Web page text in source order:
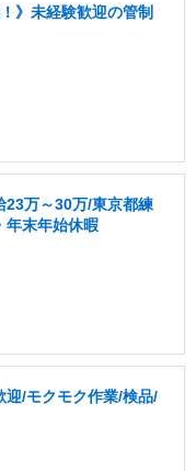
》未経験歓迎の管制
23万～30万/東京都練
年末年始休暇
迎/モクモク作業/検品/